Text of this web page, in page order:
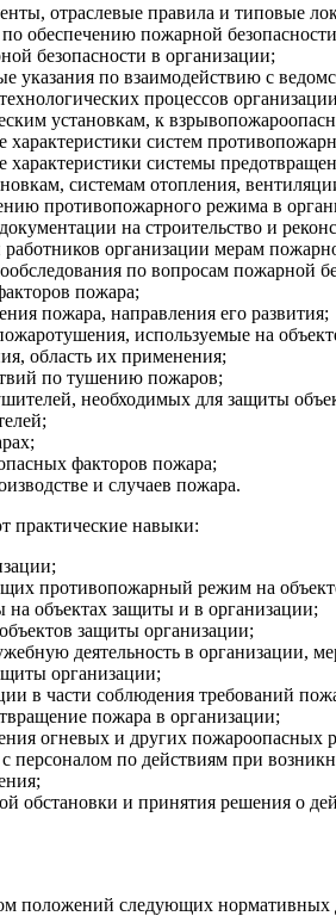
отраслевые правила и типовые
обеспечению пожарной
безопасности в организации;
указания по взаимодействию с
процессов
установкам, к
характеристики систем
характеристики системы
системам отопления,
противопожарного режима в
на строительство и
организации мерам
по вопросам пожарной
пожара;
пожара, направления его развития;
используемые на
область их применения;
по тушению пожаров;
необходимых для защиты
факторов пожара;
и случаев пожара.
практические навыки:
противопожарный режим на
объектах защиты и в организации;
защиты организации;
деятельность в организации,
организации;
в части соблюдения требований
пожара в организации;
огневых и других пожароопасных
персоналом по действиям при
обстановки и принятия решения о
положений следующих нормативных